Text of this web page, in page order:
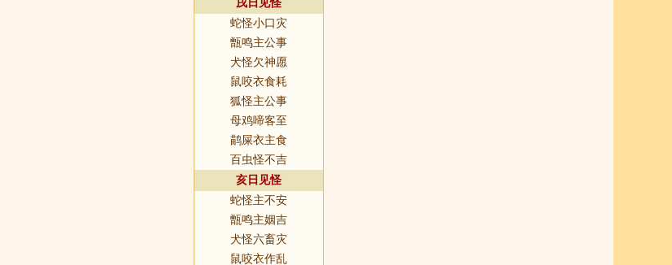
戌日见怪
蛇怪小口灾
甑鸣主公事
犬怪欠神愿
鼠咬衣食耗
狐怪主公事
母鸡啼客至
鹋屎衣主食
百虫怪不吉
亥日见怪
蛇怪主不安
甑鸣主姻吉
犬怪六畜灾
鼠咬衣作乱